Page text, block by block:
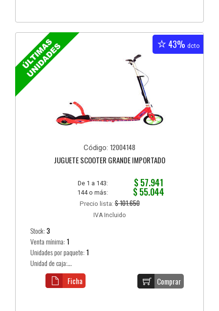
43% dcto
Código: 12004148
JUGUETE SCOOTER GRANDE IMPORTADO
De 1 a 143: $ 57.941
144 o más: $ 55.044
Precio lista:$ 101.650
IVA Incluido
Stock:3
Venta mínima: 1
Unidades por paquete: 1
Unidad de caja:...
Comprar
Ficha